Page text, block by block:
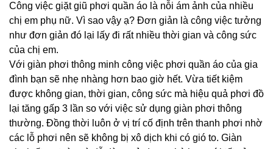
Công việc giặt giũ phơi quần áo là nỗi ám ảnh của nhiều
chị em phụ nữ. Vì sao vậy ạ? Đơn giản là công việc tưởng
như đơn giản đó lại lấy đi rất nhiều thời gian và công sức
của chị em.
Với giàn phơi thông minh công việc phơi quần áo của gia
đình bạn sẽ nhẹ nhàng hơn bao giờ hết. Vừa tiết kiệm
được không gian, thời gian, công sức mà hiệu quả phơi đồ
lại tăng gấp 3 lần so với việc sử dụng giàn phơi thông
thường. Đồng thời luôn ở vị trí cố định trên thanh phơi nhờ
các lỗ phơi nên sẽ không bị xô dịch khi có gió to. Giàn